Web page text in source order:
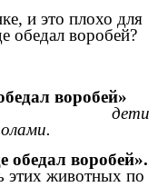
и это плохо для
обедал воробей?
воробей»
дети
обедал воробей».
этих животных по